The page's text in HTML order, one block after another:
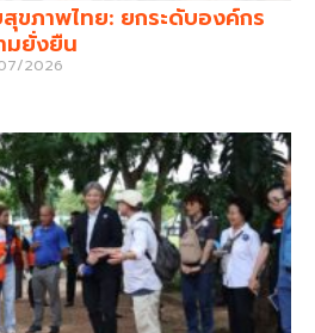
ขภาพไทย: ยกระดับองค์กร
มยั่งยืน
2026